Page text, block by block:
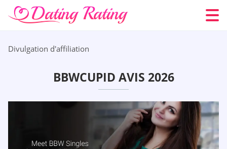
Divulgation d'affiliation
BBWCUPID AVIS 2026